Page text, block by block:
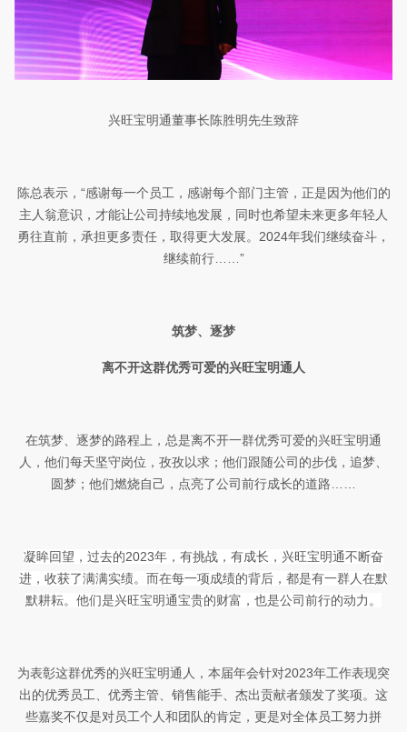
兴旺宝明通董事长陈胜明先生致辞
陈总表示，“感谢每一个员工，感谢每个部门主管，正是因为他们的
主人翁意识，才能让公司持续地发展，同时也希望未来更多年轻人
勇往直前，承担更多责任，取得更大发展。 2024年我们继续奋斗，
继续前行……”
筑梦、逐梦
离不开这群优秀可爱的兴旺宝明通人
在筑梦、逐梦的路程上，总是离不开一群优秀可爱的兴旺宝明通
人，他们每天坚守岗位， 孜孜以求；他们跟随公司的步伐，追梦、
圆梦；他们燃烧自己，点亮了公司前行成长的道路……
凝眸回望，过去的2023年 ，有挑战，有成长， 兴旺宝明通不断奋
进 ，收获了满满实绩。而在每一项成绩的背后，都是有一群人在默
默耕耘。他们是兴旺宝明通宝贵的财富，也是公司前行的动力。
为表彰这群优秀的兴旺宝明通人，本届年会针对2023年工作表现突
出的优秀员工、优秀主管、销售能手、杰出贡献者颁发了奖项。这
些嘉奖不仅是对员工个人和团队的肯定，更是对全体员工努力拼